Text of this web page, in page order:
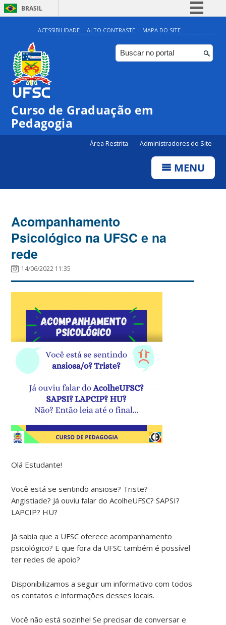
BRASIL
Simplifique!
Comunica BR
Participe
Canais
ACESSIBILIDADE ALTO CONTRASTE MAPA DO SITE
Curso de Graduação em
Pedagogia
Área Restrita Administradores do Site
MENU
Acompanhamento
Psicológico na UFSC e na
rede
14/06/2022 11:35
Olá Estudante!
Você está se sentindo ansiose? Triste?
Angistiade? Já ouviu falar do AcolheUFSC? SAPSI?
LAPCIP? HU?
Já sabia que a UFSC oferece acompanhamento
psicológico? E que fora da UFSC também é possível
ter redes de apoio?
Disponibilizamos a seguir um informativo com todos
os contatos e informações desses locais.
Você não está sozinhe! Se precisar de conversar e